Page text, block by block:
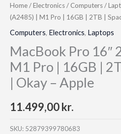
Home/Electronics/ Computers/
(A2485) | M1 Pro | 16GB | 2TB |
Computers, Electronics, Laptops
MacBook Pro 16″
M1 Pro | 16GB |
| Okay – Apple
11.499,00kr.
SKU: 52879399780683